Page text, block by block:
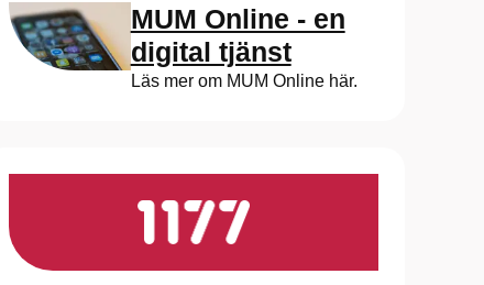
MUM Online - en
digital tjänst
Läs mer om MUM Online här.